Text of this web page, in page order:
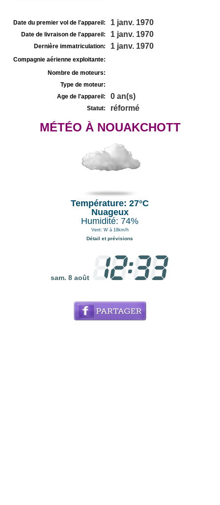
Date du premier vol de l'appareil: 1 janv. 1970
Date de livraison de l'appareil: 1 janv. 1970
Dernière immatriculation: 1 janv. 1970
Compagnie aérienne exploitante:
Nombre de moteurs:
Type de moteur:
Age de l'appareil:
0 an(s)
Statut: réformé
MÉTÉO À NOUAKCHOTT
Température: 27°C
Nuageux
Humidité: 74%
Vent: W à 18km/h
Détail et prévisions
sam. 8 août